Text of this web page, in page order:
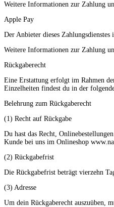
Weitere Informationen zur Zahlung
Apple Pay
Der Anbieter dieses
Weitere Informationen zur Zahlung
Rückgaberecht
Eine Erstattung erfolgt im Rahmen
Einzelheiten findest du in der
Belehrung zum Rückgaberecht
(1) Recht auf Rückgabe
Du hast das Recht,
Kunde bei uns im Onlineshop
(2) Rückgabefrist
Die Rückgabefrist beträgt vierzehn
(3) Adresse
Um dein Rückgaberecht auszuüben,